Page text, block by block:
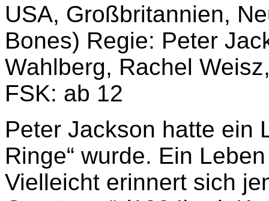
USA, Großbritannien,
Bones) Regie: Peter
Wahlberg, Rachel
FSK: ab 12
Peter Jackson hatte ein
Ringe“ wurde. Ein
Vielleicht erinnert sich